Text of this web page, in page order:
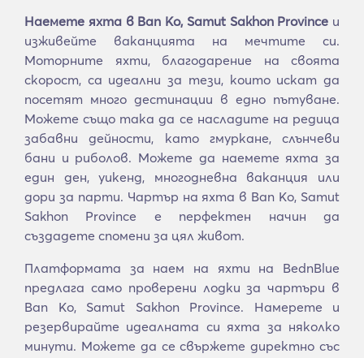
Наемете яхта в Ban Ko, Samut Sakhon Province и
изживейте ваканцията на мечтите си.
Моторните яхти, благодарение на своята
скорост, са идеални за тези, които искат да
посетят много дестинации в едно пътуване.
Можете също така да се насладите на редица
забавни дейности, като гмуркане, слънчеви
бани и риболов. Можете да наемете яхта за
един ден, уикенд, многодневна ваканция или
дори за парти. Чартър на яхта в Ban Ko, Samut
Sakhon Province е перфектен начин да
създадете спомени за цял живот.
Платформата за наем на яхти на BednBlue
предлага само проверени лодки за чартъри в
Ban Ko, Samut Sakhon Province. Намерете и
резервирайте идеалната си яхта за няколко
минути. Можете да се свържете директно със